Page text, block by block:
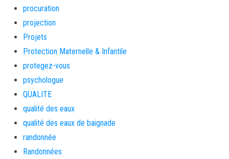
procuration
projection
Projets
Protection Maternelle & Infantile
protegez-vous
psychologue
QUALITE
qualité des eaux
qualité des eaux de baignade
randonnée
Randonnées